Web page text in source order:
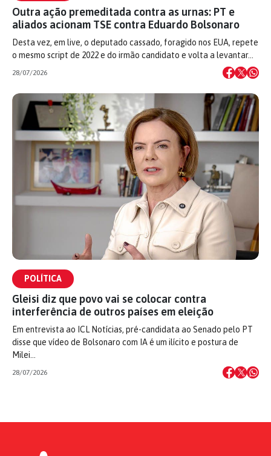
Outra ação premeditada contra as urnas: PT e
aliados acionam TSE contra Eduardo Bolsonaro
Desta vez, em live, o deputado cassado, foragido nos EUA, repete
o mesmo script de 2022 e do irmão candidato e volta a levantar…
28/07/2026
POLÍTICA
Gleisi diz que povo vai se colocar contra
interferência de outros países em eleição
Em entrevista ao ICL Notícias, pré-candidata ao Senado pelo PT
disse que vídeo de Bolsonaro com IA é um ilícito e postura de
Milei…
28/07/2026